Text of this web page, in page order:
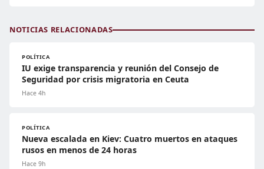
NOTICIAS RELACIONADAS
POLÍTICA
IU exige transparencia y reunión del Consejo de
Seguridad por crisis migratoria en Ceuta
Hace 4h
POLÍTICA
Nueva escalada en Kiev: Cuatro muertos en ataques
rusos en menos de 24 horas
Hace 9h